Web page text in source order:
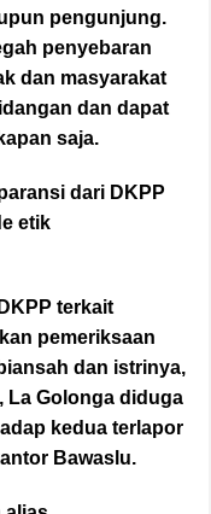
pengunjung.
penyebaran
dan masyarakat
dan dapat
saja.
dari DKPP
etik
terkait
pemeriksaan
dan istrinya,
La Golonga diduga
kedua terlapor
Bawaslu.